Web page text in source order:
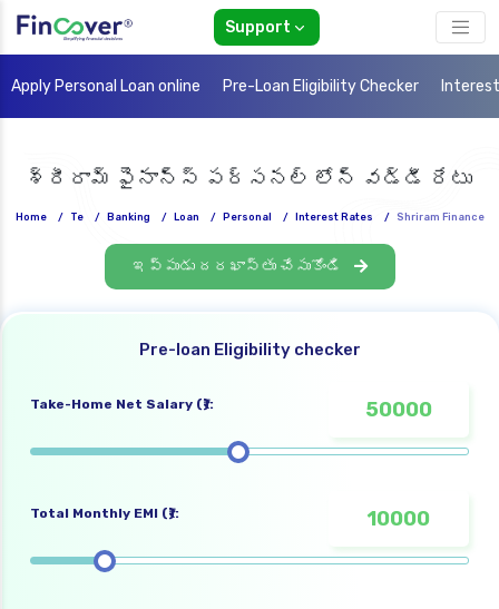
Support
Apply Personal Loan online Pre-Loan Eligibility Checker
శ్రీరామ్ ఫైనాన్స్ పర్సనల్ లోన్ వడ్డీ రేటు
Home / Te / Banking / Loan / Personal / Interest Rates / Shriram Finance
ఇప్పుడు దరఖాస్తు చేసుకోండి
Pre-loan Eligibility checker
Take-Home Net Salary (₹):
Total Monthly EMI (₹):